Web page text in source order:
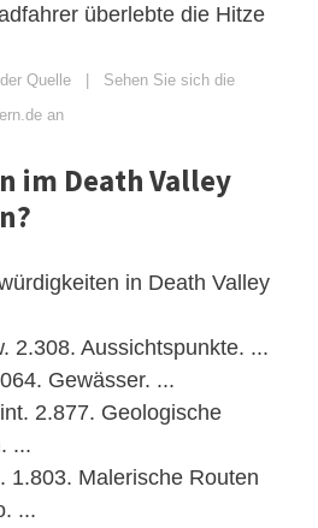
überlebte die Hitze
Quelle | Sehen Sie sich die
an
im Death Valley
in Death Valley
2.308. Aussichtspunkte. ...
Gewässer. ...
2.877. Geologische
...
1.803. Malerische Routen
...